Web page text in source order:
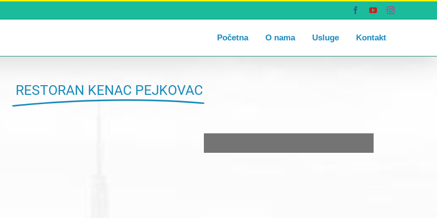
FacebookYouTubeInstagram
Početna O nama Usluge Kontakt
RESTORAN KENAC PEJKOVAC